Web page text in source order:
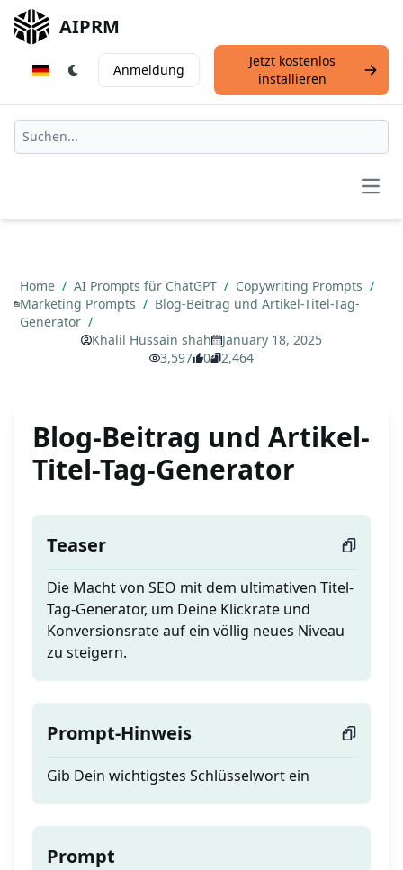
AIPRM
Anmeldung
Jetzt kostenlos
installieren
Home / AI Prompts für ChatGPT / Copywriting Prompts /
Marketing Prompts / Blog-Beitrag und Artikel-Titel-Tag-
Generator /
Khalil Hussain shah
January 18, 2025
3,597
0 2,464
Blog-Beitrag und Artikel-
Titel-Tag-Generator
Teaser
Die Macht von SEO mit dem ultimativen Titel-
Tag-Generator, um Deine Klickrate und
Konversionsrate auf ein völlig neues Niveau
zu steigern.
Prompt-Hinweis
Gib Dein wichtigstes Schlüsselwort ein
Prompt